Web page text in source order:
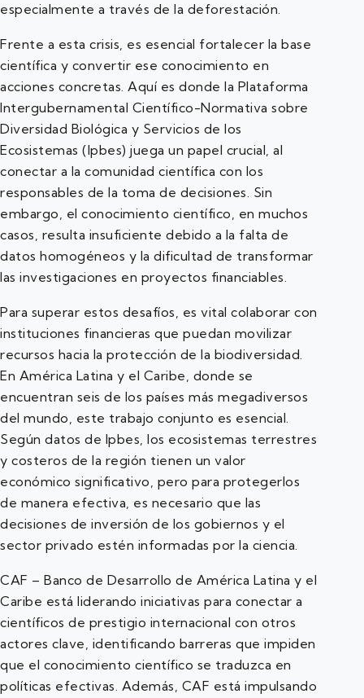
especialmente a través de la deforestación.
Frente a esta crisis, es esencial fortalecer la base
científica y convertir ese conocimiento en
acciones concretas. Aquí es donde la Plataforma
Intergubernamental Científico-Normativa sobre
Diversidad Biológica y Servicios de los
Ecosistemas (Ipbes) juega un papel crucial, al
conectar a la comunidad científica con los
responsables de la toma de decisiones. Sin
embargo, el conocimiento científico, en muchos
casos, resulta insuficiente debido a la falta de
datos homogéneos y la dificultad de transformar
las investigaciones en proyectos financiables.
Para superar estos desafíos, es vital colaborar con
instituciones financieras que puedan movilizar
recursos hacia la protección de la biodiversidad.
En América Latina y el Caribe, donde se
encuentran seis de los países más megadiversos
del mundo, este trabajo conjunto es esencial.
Según datos de Ipbes, los ecosistemas terrestres
y costeros de la región tienen un valor
económico significativo, pero para protegerlos
de manera efectiva, es necesario que las
decisiones de inversión de los gobiernos y el
sector privado estén informadas por la ciencia.
CAF – Banco de Desarrollo de América Latina y el
Caribe está liderando iniciativas para conectar a
científicos de prestigio internacional con otros
actores clave, identificando barreras que impiden
que el conocimiento científico se traduzca en
políticas efectivas. Además, CAF está impulsando